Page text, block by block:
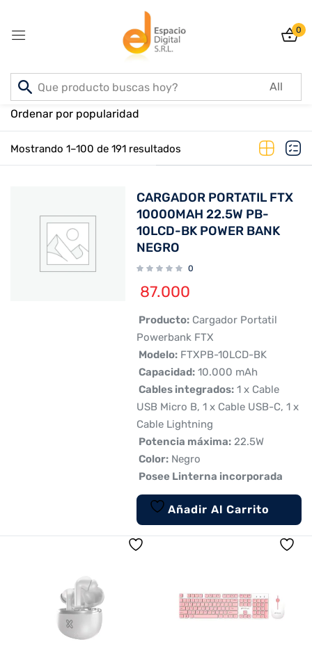
0
Inicio PRODUCTOS
Mostrando 1–100 de 191 resultados
Ordenar por popularidad
CARGADOR PORTATIL FTX
10000MAH 22.5W PB-
10LCD-BK POWER BANK
NEGRO
0
87.000
 Producto:Cargador Portatil
Powerbank FTX
 Modelo:FTXPB-10LCD-BK
 Capacidad:10.000 mAh
 Cables integrados:1 x Cable
USB Micro B, 1 x Cable USB-C, 1 x
Cable Lightning
 Potencia máxima:22.5W
 Color:Negro
 Posee Linterna incorporada
Añadir Al Carrito
Sign in
Remember me
Log In
Create an account